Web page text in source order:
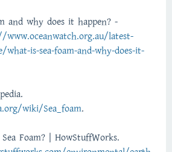
and why does it happen? -
latest-
what-is-sea-foam-and-why-does-it-
wiki/Sea_foam.
Foam? | HowStuffWorks.